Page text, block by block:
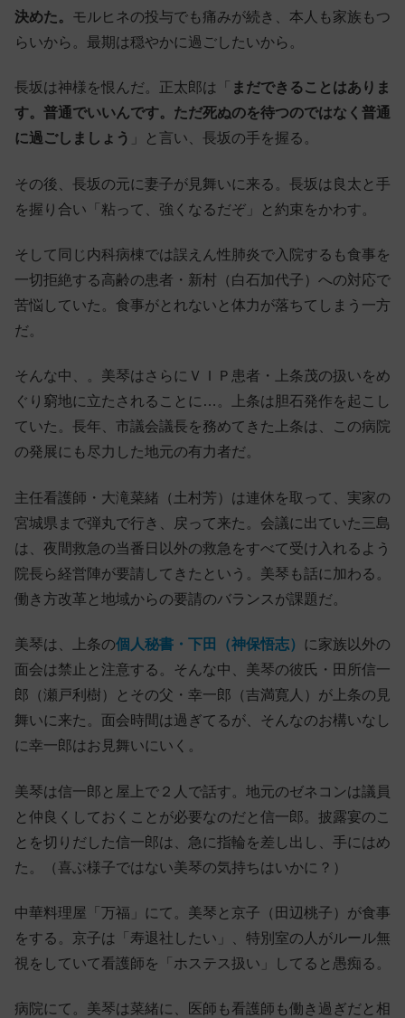
決めた。 モルヒネの投与でも痛みが続き、本人も家族もつ
らいから。最期は穏やかに過ごしたいから。
長坂は神様を恨んだ。正太郎は「 まだできることはありま
す。普通でいいんです。ただ死ぬのを待つのではなく普通
に過ごしましょう 」と言い、長坂の手を握る。
その後、長坂の元に妻子が見舞いに来る。長坂は良太と手
を握り合い「粘って、強くなるだぞ」と約束をかわす。
そして同じ内科病棟では誤えん性肺炎で入院するも食事を
一切拒絶する高齢の患者・新村（白石加代子）への対応で
苦悩していた。食事がとれないと体力が落ちてしまう一方
だ。
そんな中、。美琴はさらにＶＩＰ患者・上条茂の扱いをめ
ぐり窮地に立たされることに…。上条は胆石発作を起こし
ていた。長年、市議会議長を務めてきた上条は、この病院
の発展にも尽力した地元の有力者だ。
主任看護師・大滝菜緒（土村芳）は連休を取って、実家の
宮城県まで弾丸で行き、戻って来た。会議に出ていた三島
は、夜間救急の当番日以外の救急をすべて受け入れるよう
院長ら経営陣が要請してきたという。美琴も話に加わる。
働き方改革と地域からの要請のバランスが課題だ。
美琴は、上条の個人秘書・下田（神保悟志） に家族以外の
面会は禁止と注意する。そんな中、美琴の彼氏・田所信一
郎（瀬戸利樹）とその父・幸一郎（吉満寛人）が上条の見
舞いに来た。面会時間は過ぎてるが、そんなのお構いなし
に幸一郎はお見舞いにいく。
美琴は信一郎と屋上で２人で話す。地元のゼネコンは議員
と仲良くしておくことが必要なのだと信一郎。披露宴のこ
とを切りだした信一郎は、急に指輪を差し出し、手にはめ
た。（喜ぶ様子ではない美琴の気持ちはいかに？）
中華料理屋「万福」にて。美琴と京子（田辺桃子）が食事
をする。京子は「寿退社したい」、特別室の人がルール無
視をしていて看護師を「ホステス扱い」してると愚痴る。
病院にて。美琴は菜緒に、医師も看護師も働き過ぎだと相